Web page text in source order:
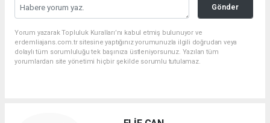
Gönder
Yorum yazarak Topluluk Kuralları’nı kabul etmiş bulunuyor ve
erdemliajans.com.tr sitesine yaptığınız yorumunuzla ilgili doğrudan veya
dolaylı tüm sorumluluğu tek başınıza üstleniyorsunuz. Yazılan tüm
yorumlardan site yönetimi hiçbir şekilde sorumlu tutulamaz.